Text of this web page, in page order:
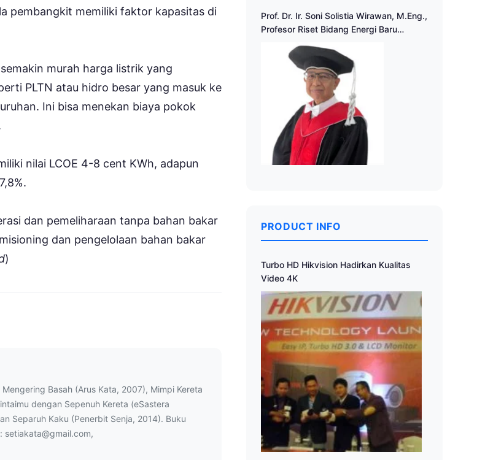
pembangkit memiliki faktor kapasitas di
murah harga listrik yang
PLTN atau hidro besar yang masuk ke
Ini bisa menekan biaya pokok
nilai LCOE 4-8 cent KWh, adapun
dan pemeliharaan tanpa bahan bakar
dan pengelolaan bahan bakar
)
Basah (Arus Kata, 2007), Mimpi Kereta
dengan Sepenuh Kereta (eSastera
Separuh Kaku (Penerbit Senja, 2014). Buku
setiakata@gmail.com,
Prof. Dr. Ir. Soni Solistia Wirawan, M.Eng.,
Profesor Riset Bidang Energi Baru
PRODUCT INFO
Turbo HD Hikvision Hadirkan Kualitas
Video 4K